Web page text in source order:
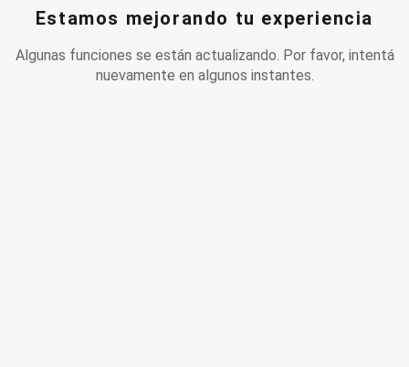
Estamos mejorando tu experiencia
Algunas funciones se están actualizando. Por favor, intentá
nuevamente en algunos instantes.